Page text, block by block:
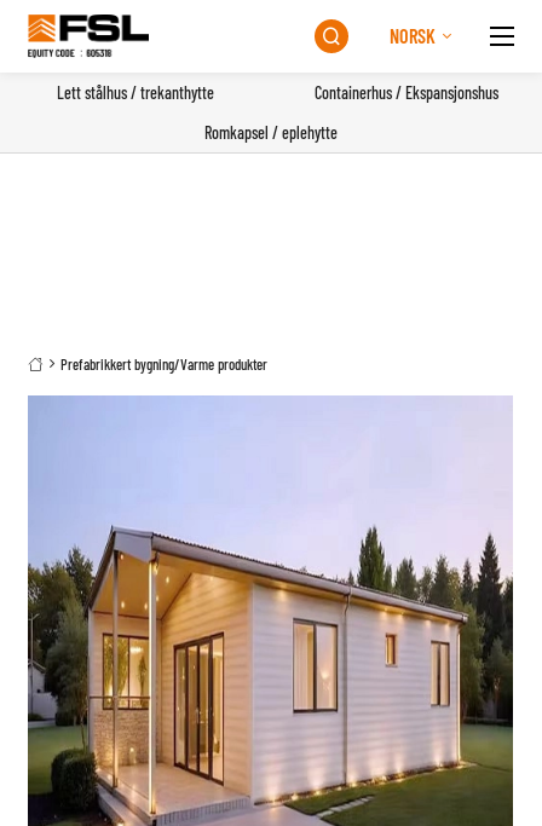
 NORSK
Lett stålhus / trekanthytte
Containerhus / Ekspansjonshus
Romkapsel / eplehytte
 Prefabrikkert bygning/Varme produkter